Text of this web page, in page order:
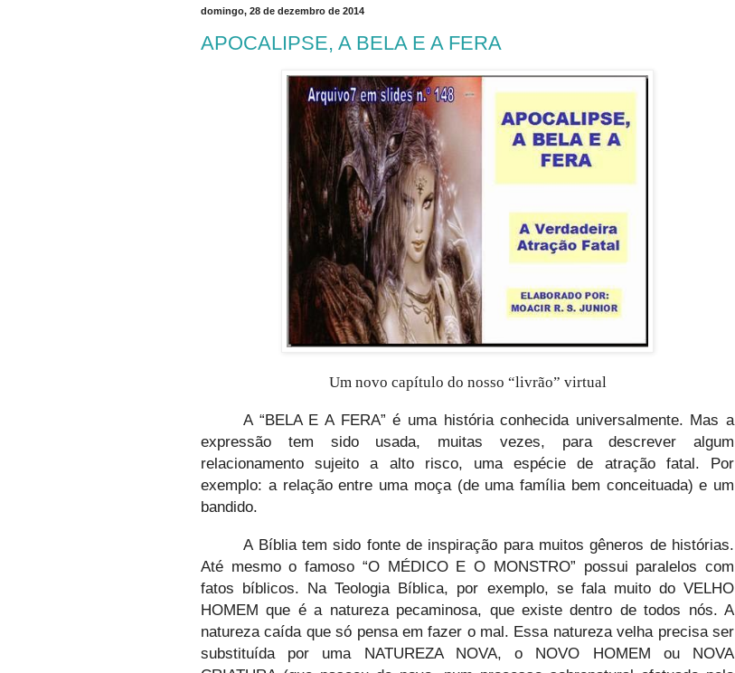
domingo, 28 de dezembro de 2014
APOCALIPSE, A BELA E A FERA
Um novo capítulo do nosso “livrão” virtual
A “BELA E A FERA” é uma história conhecida universalmente. Mas a
expressão tem sido usada, muitas vezes, para descrever algum
relacionamento sujeito a alto risco, uma espécie de atração fatal. Por
exemplo: a relação entre uma moça (de uma família bem conceituada) e um
bandido.
A Bíblia tem sido fonte de inspiração para muitos gêneros de histórias.
Até mesmo o famoso “O MÉDICO E O MONSTRO” possui paralelos com
fatos bíblicos. Na Teologia Bíblica, por exemplo, se fala muito do VELHO
HOMEM que é a natureza pecaminosa, que existe dentro de todos nós. A
natureza caída que só pensa em fazer o mal. Essa natureza velha precisa ser
substituída por uma NATUREZA NOVA, o NOVO HOMEM ou NOVA